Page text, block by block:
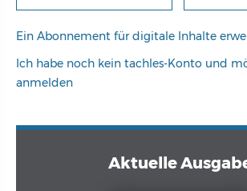
Ein Abonnement für digitale Inhalte
Ich habe noch kein tachles-Konto und
anmelden
Aktuelle